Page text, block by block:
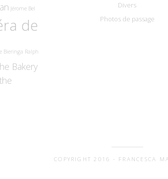
Jérome Bel
de
Bieringa Ralph
Bakery
Divers
Photos de passage
COPYRIGHT 2016 - FRANCESCA